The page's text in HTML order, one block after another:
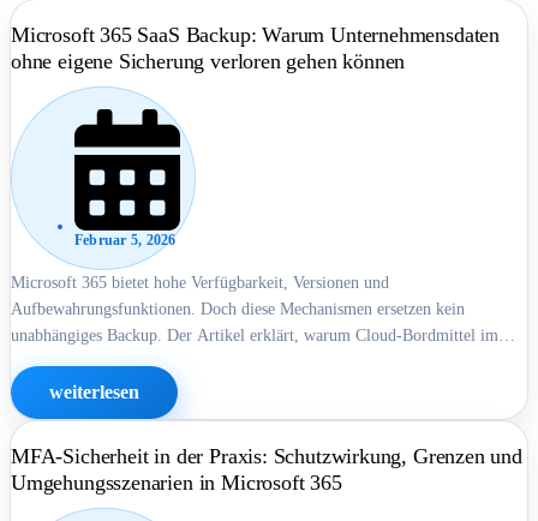
Microsoft 365 SaaS Backup: Warum Unternehmensdaten
ohne eigene Sicherung verloren gehen können
Februar 5, 2026
Microsoft 365 bietet hohe Verfügbarkeit, Versionen und
Aufbewahrungsfunktionen. Doch diese Mechanismen ersetzen kein
unabhängiges Backup. Der Artikel erklärt, warum Cloud-Bordmittel im
Mandant, Konten und Zeitfenstern abhängt.
weiterlesen
MFA-Sicherheit in der Praxis: Schutzwirkung, Grenzen und
Umgehungsszenarien in Microsoft 365